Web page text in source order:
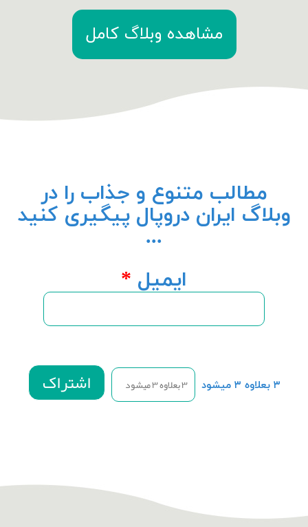
مشاهده وبلاگ کامل
مطالب متنوع و جذاب را در
وبلاگ ایران دروپال پیگیری کنید
...
ایمیل *
۳ بعلاوه ۳ میشود